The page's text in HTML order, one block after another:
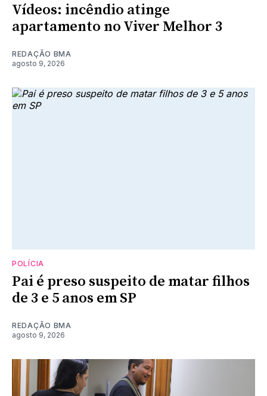
Vídeos: incêndio atinge
apartamento no Viver Melhor 3
REDAÇÃO BMA
agosto 9, 2026
POLÍCIA
Pai é preso suspeito de matar filhos
de 3 e 5 anos em SP
REDAÇÃO BMA
agosto 9, 2026